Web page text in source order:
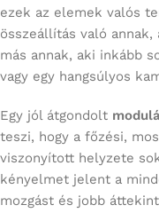
ezek az elemek valós
összeállítás való
más annak, aki inkább
vagy egy hangsúlyos
Egy jól átgondolt
teszi, hogy a főzési,
viszonyított helyzete
kényelmet jelent a
mozgást és jobb